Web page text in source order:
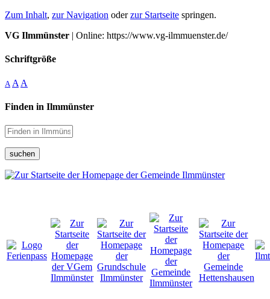
Zum Inhalt, zur Navigation oderzur Startseite springen.
VG Ilmmünster | Online: https://www.vg-ilmmuenster.de/
Schriftgröße
A A A
Finden in Ilmmünster
suchen